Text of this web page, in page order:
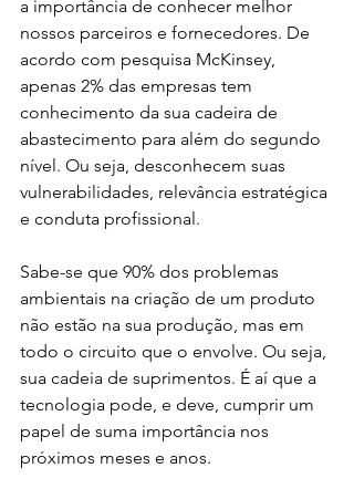
a importância de conhecer melhor
nossos parceiros e fornecedores. De
acordo com pesquisa McKinsey,
apenas 2% das empresas tem
conhecimento da sua cadeira de
abastecimento para além do segundo
nível. Ou seja, desconhecem suas
vulnerabilidades, relevância estratégica
e conduta profissional.
Sabe-se que 90% dos problemas
ambientais na criação de um produto
não estão na sua produção, mas em
todo o circuito que o envolve. Ou seja,
sua cadeia de suprimentos. É aí que a
tecnologia pode, e deve, cumprir um
papel de suma importância nos
próximos meses e anos.